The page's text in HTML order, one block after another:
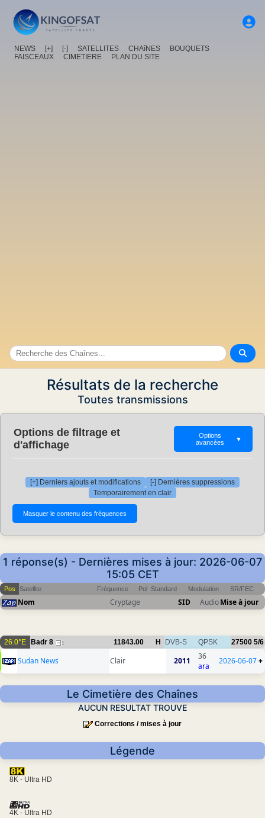
NEWS [+] [-] SATELLITES CHAîNES
BOUQUETS
FAISCEAUX
CIMETIERE PLAN DU SITE
Résultats de la recherche
Toutes transmissions
Options de filtrage et
d'affichage
Options
avancées
▼
[+] Derniers ajouts et modifications
[-] Dernières suppressions
Temporairement en clair
1 réponse(s) - Dernières mises à jour: 2026-06-07
15:05 CET
Pos Satellite Fréquence Pol Standard Modulation SR/FEC
Nom Cryptage SID AudioMise à jour
26.0°E Badr 8 1 11843.00 H DVB-S QPSK 27500 5/6
Sudan News Clair 2011
36
ara
2026-06-07+
Le Cimetière des Chaînes
AUCUN RESULTAT TROUVE
Corrections / mises à jour
Légende
8K - Ultra HD
4K - Ultra HD